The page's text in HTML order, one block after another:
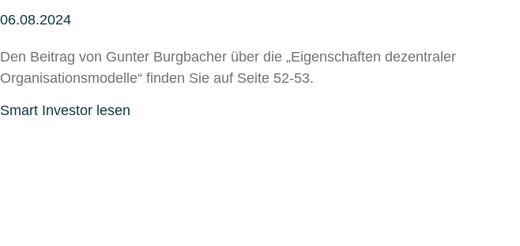
06.08.2024
Den Beitrag von Gunter Burgbacher über die „Eigenschaften dezentraler
Organisationsmodelle“ finden Sie auf Seite 52-53.
Smart Investor lesen